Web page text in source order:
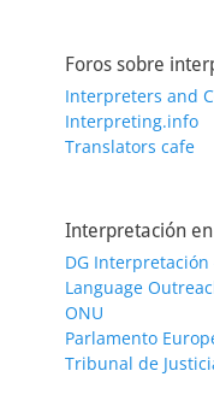
Foros sobre
Interpreters and
Interpreting.info
Translators cafe
Interpretación
DG Interpretación
Language
ONU
Parlamento
Tribunal de